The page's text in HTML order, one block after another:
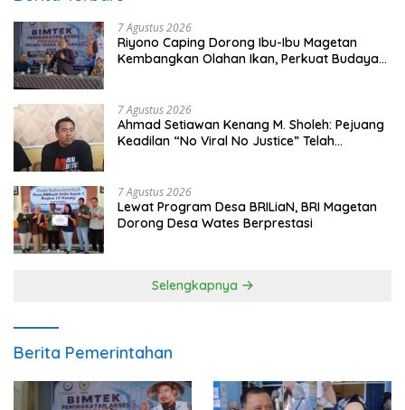
7 Agustus 2026
Riyono Caping Dorong Ibu-Ibu Magetan
Kembangkan Olahan Ikan, Perkuat Budaya
7 Agustus 2026
Ahmad Setiawan Kenang M. Sholeh: Pejuang
Keadilan “No Viral No Justice” Telah
7 Agustus 2026
Lewat Program Desa BRILiaN, BRI Magetan
Dorong Desa Wates Berprestasi
Selengkapnya
Berita Pemerintahan